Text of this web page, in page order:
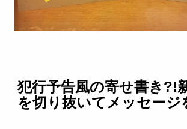
犯行予告風の寄せ書き?!
を切り抜いてメッセージ